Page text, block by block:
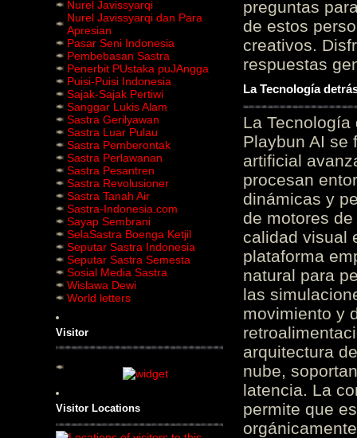
Nurel Javissyarqi
Nurel Javissyarqi dan Para
Apresian
Pasar Seni Indonesia
Pembebasan Sastra
Penerbit PUstaka puJAngga
Puisi-Puisi Indonesia
Sajak-Sajak Pertiwi
Sanggar Lukis Alam
Sastra Gerilyawan
Sastra Luar Pulau
Sastra Pemberontak
Sastra Perlawanan
Sastra Pesantren
Sastra Revolusioner
Sastra Tanah Air
Sastra-Indonesia.com
Sayap Sembrani
SelaSastra Boenga Ketjil
Seputar Sastra Indonesia
Seputar Sastra Semesta
Sosial Media Sastra
Wislawa Dewi
World letters
Visitor
Visitor Locations
preguntas
de estos
creativos.
respuestas
La Tecnología
La
Playbun AI se
artificial
procesan
dinámicas y
de motores
calidad visual
plataforma
natural para
las
movimiento y
arquitectura
nube,
latencia. La
permite que